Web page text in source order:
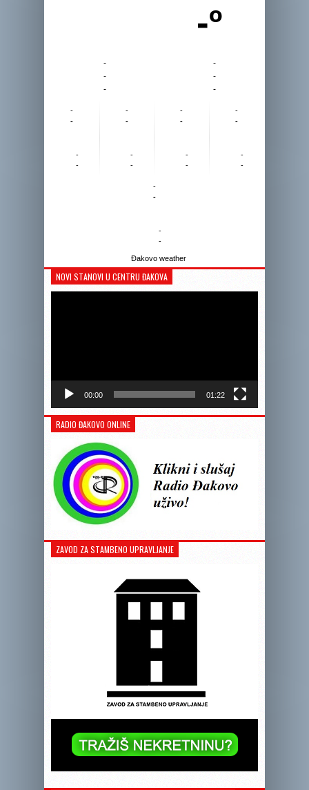
-º
-
-
-
-
-
-
-
-
-
-
-
-
-
-
-
-
-
-
-
-
-
-
-
-
-
-
Đakovo weather
NOVI STANOVI U CENTRU ĐAKOVA
00:00 01:22
RADIO ĐAKOVO ONLINE
ZAVOD ZA STAMBENO UPRAVLJANJE